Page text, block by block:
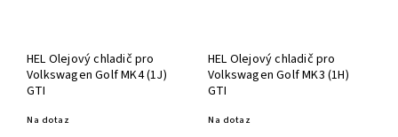
HEL Olejový chladič pro
Volkswagen Golf MK4 (1J)
GTI
Na dotaz
HEL Olejový chladič pro
Volkswagen Golf MK3 (1H)
GTI
Na dotaz